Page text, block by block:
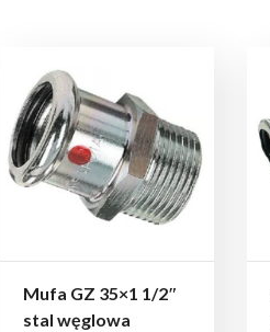
Mufa GZ 35×1 1/2″
stal węglowa